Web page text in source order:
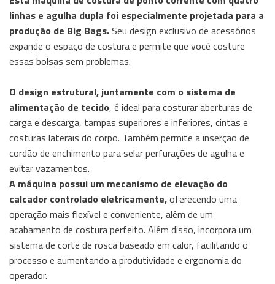
linhas e agulha dupla foi especialmente projetada para a
produção de Big Bags.Seu design exclusivo de acessórios
expande o espaço de costura e permite que você costure
essas bolsas sem problemas.
O design estrutural, juntamente com o sistema de
alimentação de tecido, é ideal para costurar aberturas de
carga e descarga, tampas superiores e inferiores, cintas e
costuras laterais do corpo. Também permite a inserção de
cordão de enchimento para selar perfurações de agulha e
evitar vazamentos.
A máquina possui um mecanismo de elevação do
calcador controlado eletricamente,oferecendo uma
operação mais flexível e conveniente, além de um
acabamento de costura perfeito. Além disso, incorpora um
sistema de corte de rosca baseado em calor, facilitando o
processo e aumentando a produtividade e ergonomia do
operador.